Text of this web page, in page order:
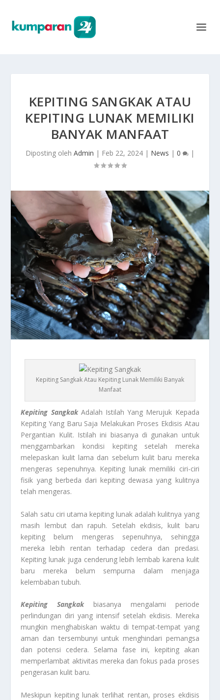
KEPITING SANGKAK ATAU
KEPITING LUNAK MEMILIKI
BANYAK MANFAAT
Diposting oleh Admin | Feb 22, 2024 | News | 0 |
Kepiting Sangkak Atau Kepiting Lunak Memiliki Banyak
Manfaat
Kepiting SangkakAdalah Istilah Yang Merujuk Kepada
Kepiting Yang Baru Saja Melakukan Proses Ekdisis Atau
Pergantian Kulit. Istilah ini biasanya di gunakan untuk
menggambarkan kondisi kepiting setelah mereka
melepaskan kulit lama dan sebelum kulit baru mereka
mengeras sepenuhnya. Kepiting lunak memiliki ciri-ciri
fisik yang berbeda dari kepiting dewasa yang kulitnya
telah mengeras.
Salah satu ciri utama kepiting lunak adalah kulitnya yang
masih lembut dan rapuh. Setelah ekdisis, kulit baru
kepiting belum mengeras sepenuhnya, sehingga
mereka lebih rentan terhadap cedera dan predasi.
Kepiting lunak juga cenderung lebih lembab karena kulit
baru mereka belum sempurna dalam menjaga
kelembaban tubuh.
Kepiting Sangkakbiasanya mengalami periode
perlindungan diri yang intensif setelah ekdisis. Mereka
mungkin menghabiskan waktu di tempat-tempat yang
aman dan tersembunyi untuk menghindari pemangsa
dan potensi cedera. Selama fase ini, kepiting akan
memperlambat aktivitas mereka dan fokus pada proses
pengerasan kulit baru.
Meskipun kepiting lunak terlihat rentan, proses ekdisis